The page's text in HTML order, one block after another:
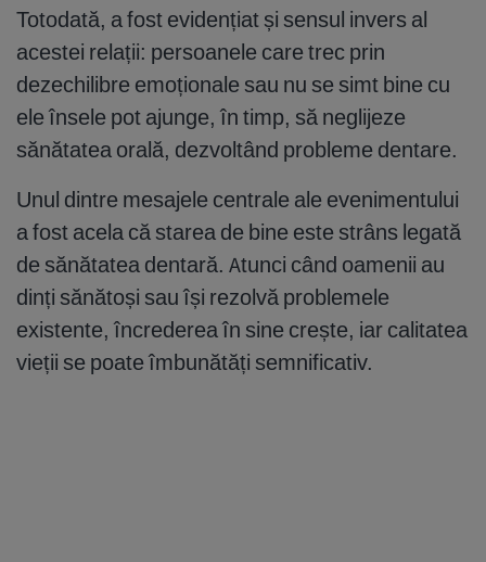
Totodată, a fost evidențiat și sensul invers al
acestei relații: persoanele care trec prin
dezechilibre emoționale sau nu se simt bine cu
ele însele pot ajunge, în timp, să neglijeze
sănătatea orală, dezvoltând probleme dentare.
Unul dintre mesajele centrale ale evenimentului
a fost acela că starea de bine este strâns legată
de sănătatea dentară. Atunci când oamenii au
dinți sănătoși sau își rezolvă problemele
existente, încrederea în sine crește, iar calitatea
vieții se poate îmbunătăți semnificativ.